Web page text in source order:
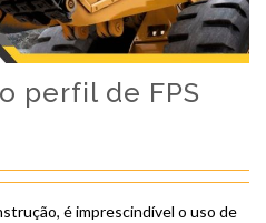
perfil de FPS
é imprescindível o uso de